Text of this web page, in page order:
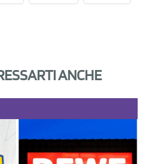
ANCHE